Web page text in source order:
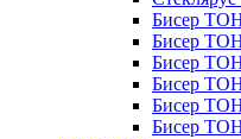
Бисер
Бисер
Бисер
Бисер
Бисер
Бисер